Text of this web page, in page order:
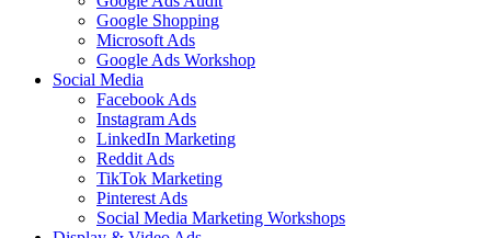
Google Shopping
Microsoft Ads
Google Ads Workshop
Social Media
Facebook Ads
Instagram Ads
LinkedIn Marketing
Reddit Ads
TikTok Marketing
Pinterest Ads
Social Media Marketing Workshops